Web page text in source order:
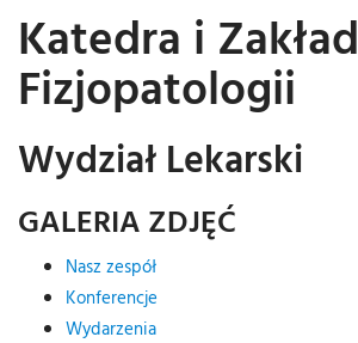
Katedra i Zakład
Fizjopatologii
Wydział Lekarski
GALERIA ZDJĘĆ
Nasz zespół
Konferencje
Wydarzenia